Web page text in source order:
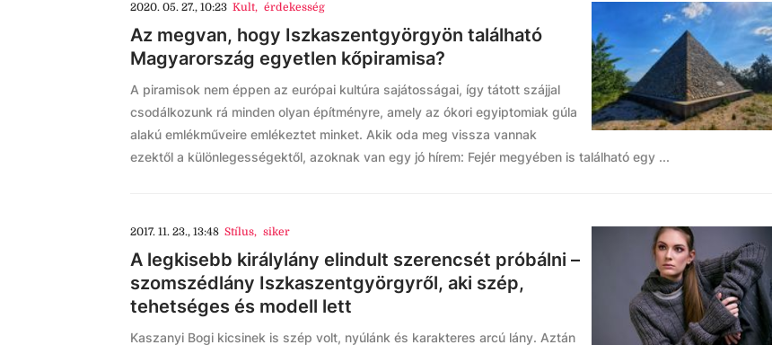
2020. 05. 27., 10:23 Kult, érdekesség
Az megvan, hogy Iszkaszentgyörgyön található
Magyarország egyetlen kőpiramisa?
A piramisok nem éppen az európai kultúra sajátosságai, így tátott szájjal
csodálkozunk rá minden olyan építményre, amely az ókori egyiptomiak gúla
alakú emlékműveire emlékeztet minket. Akik oda meg vissza vannak
ezektől a különlegességektől, azoknak van egy jó hírem: Fejér megyében is található egy ...
2017. 11. 23., 13:48 Stílus, siker
A legkisebb királylány elindult szerencsét próbálni –
szomszédlány Iszkaszentgyörgyről, aki szép,
tehetséges és modell lett
Kaszanyi Bogi kicsinek is szép volt, nyúlánk és karakteres arcú lány. Aztán